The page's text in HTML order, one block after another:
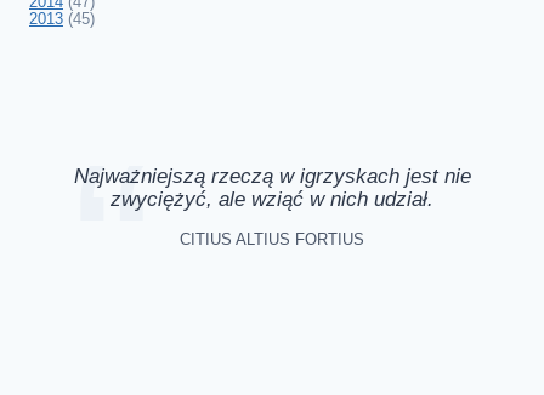
2013 (45)
Najważniejszą rzeczą w igrzyskach jest nie
zwyciężyć, ale wziąć w nich udział.
CITIUS ALTIUS FORTIUS